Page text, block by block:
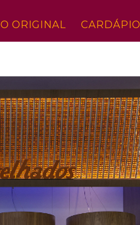
O ORIGINAL CARDÁPIO